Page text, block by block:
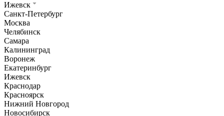
Ижевск
Санкт-Петербург
Москва
Челябинск
Самара
Калининград
Воронеж
Екатеринбург
Ижевск
Краснодар
Красноярск
Нижний Новгород
Новосибирск